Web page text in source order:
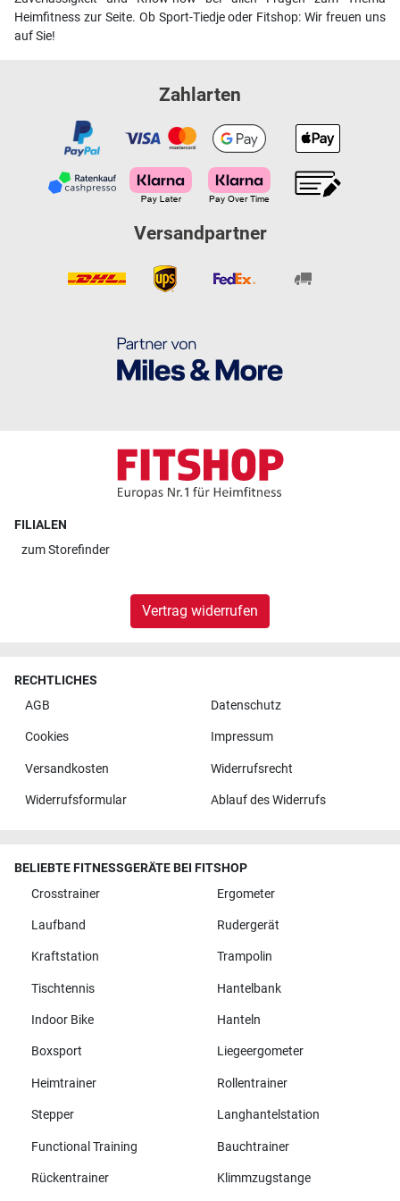
Heimfitness zur Seite. Ob Sport-Tiedje oder Fitshop: Wir freuen uns
auf Sie!
Zahlarten
Versandpartner
FILIALEN
zumStorefinder
Vertrag widerrufen
RECHTLICHES
AGB
Datenschutz
Cookies Impressum
Versandkosten Widerrufsrecht
Widerrufsformular Ablauf des Widerrufs
BELIEBTE FITNESSGERÄTE BEI FITSHOP
Crosstrainer
Ergometer
Laufband Rudergerät
Kraftstation Trampolin
Tischtennis Hantelbank
Indoor Bike Hanteln
Boxsport Liegeergometer
Heimtrainer Rollentrainer
Stepper Langhantelstation
Functional Training Bauchtrainer
Rückentrainer Klimmzugstange